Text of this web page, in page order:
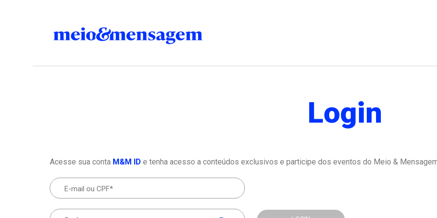
Login
Acesse sua conta M&M ID e tenha acesso a conteúdos exclusivos e participe dos eventos do Meio &